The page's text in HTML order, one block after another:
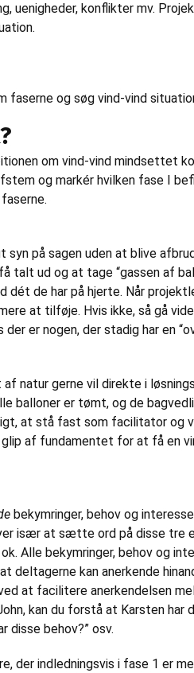
uenigheder, konflikter mv.
faserne og søg vind-vind
om vind-vind mindsettet
og markér hvilken fase I
på sagen uden at blive
ud og at tage “gassen af
dét de har på hjerte. Når
at tilføje. Hvis ikke, så gå
er nogen, der stadig har en
natur gerne vil direkte i
balloner er tømt, og de
at stå fast som facilitator og
af fundamentet for at få en
bekymringer, behov og
især at sætte ord på disse tre
Alle bekymringer, behov og
deltagerne kan anerkende
at facilitere anerkendelsen
kan du forstå at Karsten har
disse behov?” osv.
der indledningsvis i fase 1 er